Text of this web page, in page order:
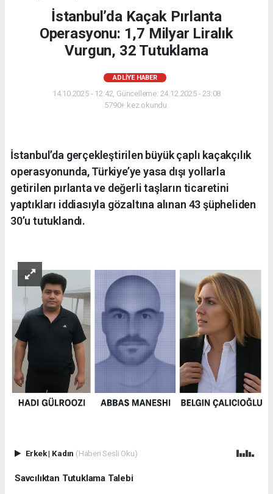
İstanbul’da Kaçak Pırlanta
Operasyonu: 1,7 Milyar Liralık
Vurgun, 32 Tutuklama
ADLIYE HABER
14.10.2025 - 12:42, Güncelleme: 24.12.2025 - 23:08
5790+ kez okundu.
İstanbul’da gerçekleştirilen büyük çaplı kaçakçılık
operasyonunda, Türkiye’ye yasa dışı yollarla
getirilen pırlanta ve değerli taşların ticaretini
yaptıkları iddiasıyla gözaltına alınan 43 şüpheliden
30’u tutuklandı.
Erkek| Kadın (Haberi Sesli Oku)
Savcılıktan Tutuklama Talebi